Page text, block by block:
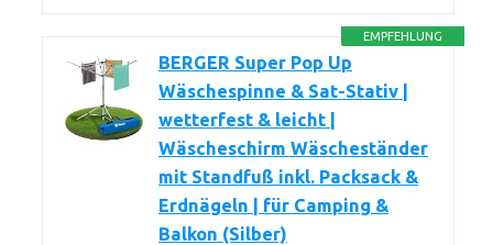
EMPFEHLUNG
BERGER Super Pop Up
Wäschespinne & Sat-Stativ |
wetterfest & leicht |
Wäscheschirm Wäscheständer
mit Standfuß inkl. Packsack &
Erdnägeln | für Camping &
Balkon (Silber)